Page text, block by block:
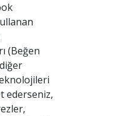
(Beğen
ederseniz,